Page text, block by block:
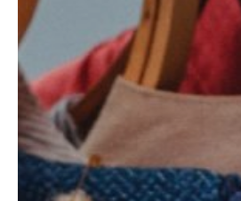
ΠΑΛΤΟ
ΣΑΚΑΚΙΑ
ΚΟΣΤΟΥΜΙΑ
GALLERY